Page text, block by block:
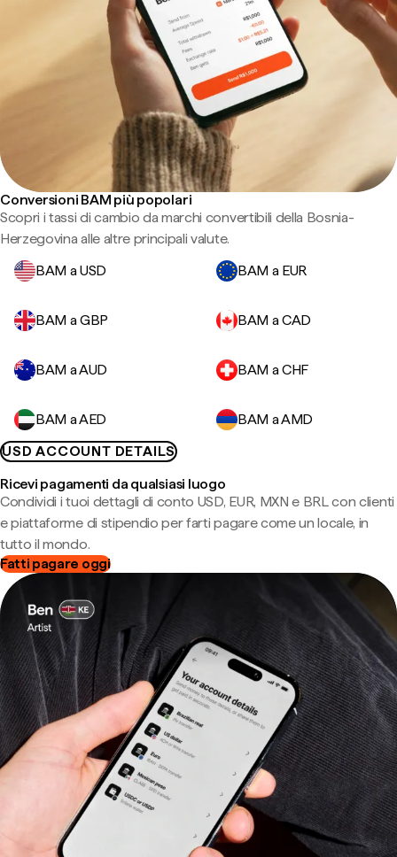
Conversioni BAM più popolari
Scopri i tassi di cambio da marchi convertibili della Bosnia-
Herzegovina alle altre principali valute.
BAM a USD
BAM a EUR
BAM a GBP BAM a CAD
BAM a AUD BAM a CHF
BAM a AED
BAM a AMD
USD ACCOUNT DETAILS
Ricevi pagamenti da qualsiasi luogo
Condividi i tuoi dettagli di conto USD, EUR, MXN e BRL con clienti
e piattaforme di stipendio per farti pagare come un locale, in
tutto il mondo.
Fatti pagare oggi